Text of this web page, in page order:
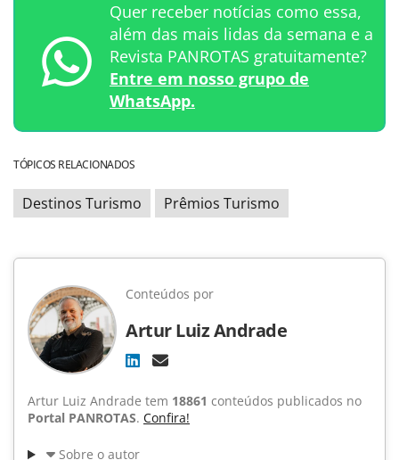
Quer receber notícias como essa,
além das mais lidas da semana e a
Revista PANROTAS gratuitamente?
Entre em nosso grupo de
WhatsApp.
TÓPICOS RELACIONADOS
Destinos Turismo Prêmios Turismo
Conteúdos por
Artur Luiz Andrade
Artur Luiz Andrade tem 18861 conteúdos publicados no
Portal PANROTAS. Confira!
Sobre o autor